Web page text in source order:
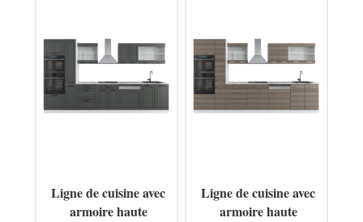
Ligne de cuisine avec
armoire haute
Ligne de cuisine avec
armoire haute